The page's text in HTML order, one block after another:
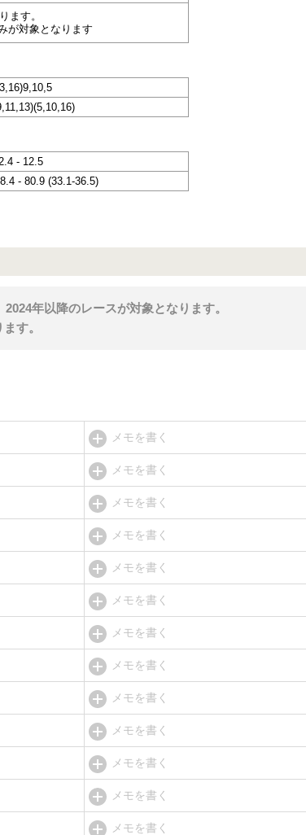
ます。
が対象となります
- 12.5
- 80.9 (33.1-36.5)
年以降のレースが対象となります。
す。
メモを書く
メモを書く
メモを書く
メモを書く
メモを書く
メモを書く
メモを書く
メモを書く
メモを書く
メモを書く
メモを書く
メモを書く
メモを書く